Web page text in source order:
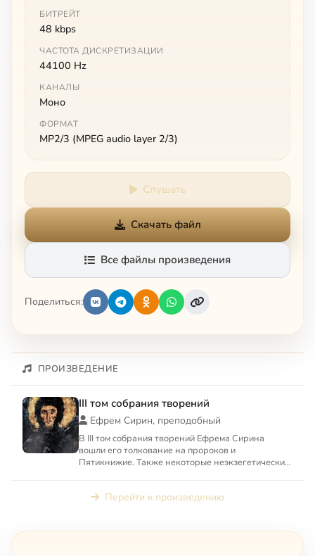
БИТРЕЙТ
48 kbps
ЧАСТОТА ДИСКРЕТИЗАЦИИ
44100 Hz
КАНАЛЫ
Моно
ФОРМАТ
MP2/3 (MPEG audio layer 2/3)
Слушать
Скачать файл
Все файлы произведения
Поделиться:
ПРОИЗВЕДЕНИЕ
III том собрания творений
Ефрем Сирин, преподобный
В III том собрания творений Ефрема Сирина
вошли его толкование на пророков и
Пятикнижие. Также некоторые неэкзегетические
Перейти к произведению